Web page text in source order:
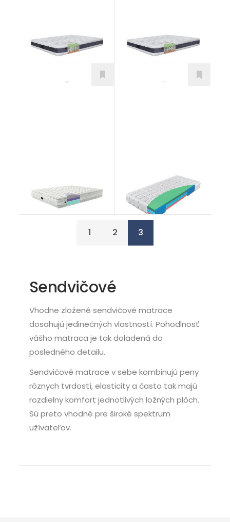
od 526,00€
1 2 3
Sendvičové
Vhodne zložené sendvičové matrace
dosahujú jedinečných vlastností. Pohodlnosť
vášho matraca je tak doladená do
posledného detailu.
Sendvičové matrace v sebe kombinujú peny
rôznych tvrdostí, elasticity a často tak majú
rozdielny komfort jednotlivých ložných plôch.
Sú preto vhodné pre široké spektrum
užívateľov.